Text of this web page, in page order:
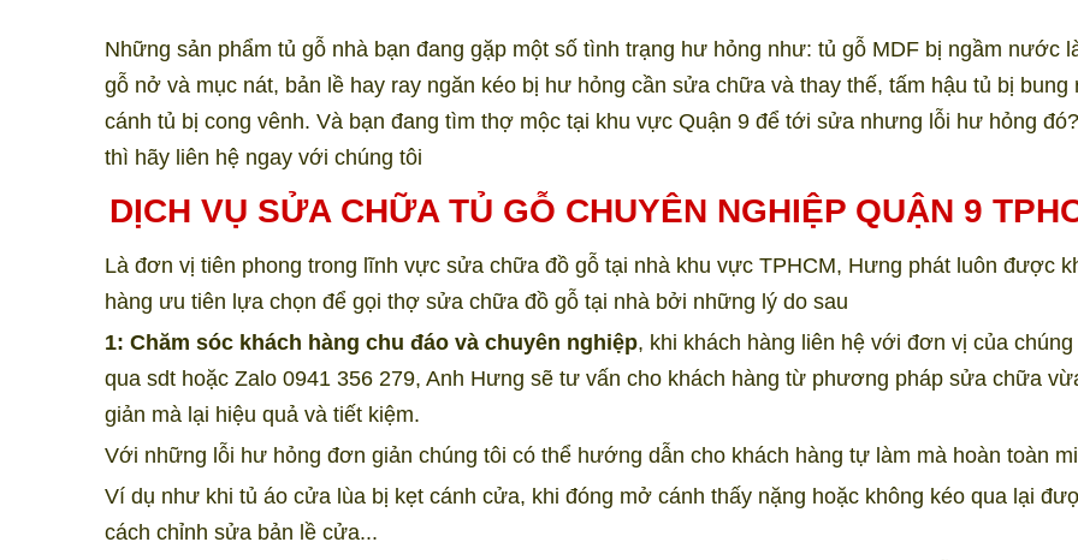
Những sản phẩm tủ gỗ nhà bạn đang gặp một số tình trạng hư hỏng như: tủ gỗ MDF bị ngầm nước
gỗ nở và mục nát, bản lề hay ray ngăn kéo bị hư hỏng cần sửa chữa và thay thế, tấm hậu tủ bị bung
cánh tủ bị cong vênh. Và bạn đang tìm thợ mộc tại khu vực Quận 9 để tới sửa nhưng lỗi hư hỏng
thì hãy liên hệ ngay với chúng tôi
DỊCH VỤ SỬA CHỮA TỦ GỖ CHUYÊN NGHIỆP QUẬN 9
Là đơn vị tiên phong trong lĩnh vực sửa chữa đồ gỗ tại nhà khu vực TPHCM, Hưng phát luôn được
hàng ưu tiên lựa chọn để gọi thợ sửa chữa đồ gỗ tại nhà bởi những lý do sau
1: Chăm sóc khách hàng chu đáo và chuyên nghiệp, khi khách hàng liên hệ với đơn vị của chúng
qua sdt hoặc Zalo 0941 356 279, Anh Hưng sẽ tư vấn cho khách hàng từ phương pháp sửa chữa
giản mà lại hiệu quả và tiết kiệm.
Với những lỗi hư hỏng đơn giản chúng tôi có thể hướng dẫn cho khách hàng tự làm mà hoàn toàn
Ví dụ như khi tủ áo cửa lùa bị kẹt cánh cửa, khi đóng mở cánh thấy nặng hoặc không kéo qua lại
cách chỉnh sửa bản lề cửa...